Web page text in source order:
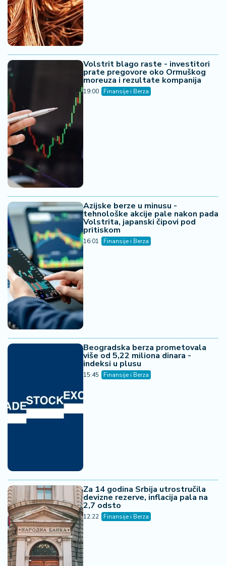
Volstrit blago raste - investitori
prate pregovore oko Ormuškog
moreuza i rezultate kompanija
19:00 Finansije i Berza
Azijske berze u minusu -
tehnološke akcije pale nakon pada
Volstrita, japanski čipovi pod
pritiskom
16:01 Finansije i Berza
Beogradska berza prometovala
više od 5,22 miliona dinara -
indeksi u plusu
15:45 Finansije i Berza
Za 14 godina Srbija utrostručila
devizne rezerve, inflacija pala na
2,7 odsto
12:22 Finansije i Berza